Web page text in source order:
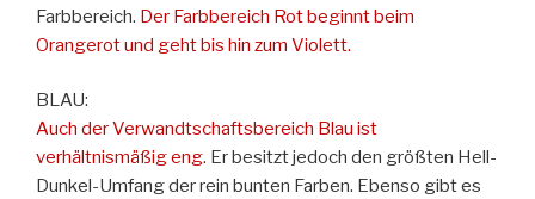
Farbbereich. Der Farbbereich Rot beginnt beim
Orangerot und geht bis hin zum Violett.
BLAU:
Auch der Verwandtschaftsbereich Blau ist
verhältnismäßig eng. Er besitzt jedoch den größten Hell-
Dunkel-Umfang der rein bunten Farben. Ebenso gibt es